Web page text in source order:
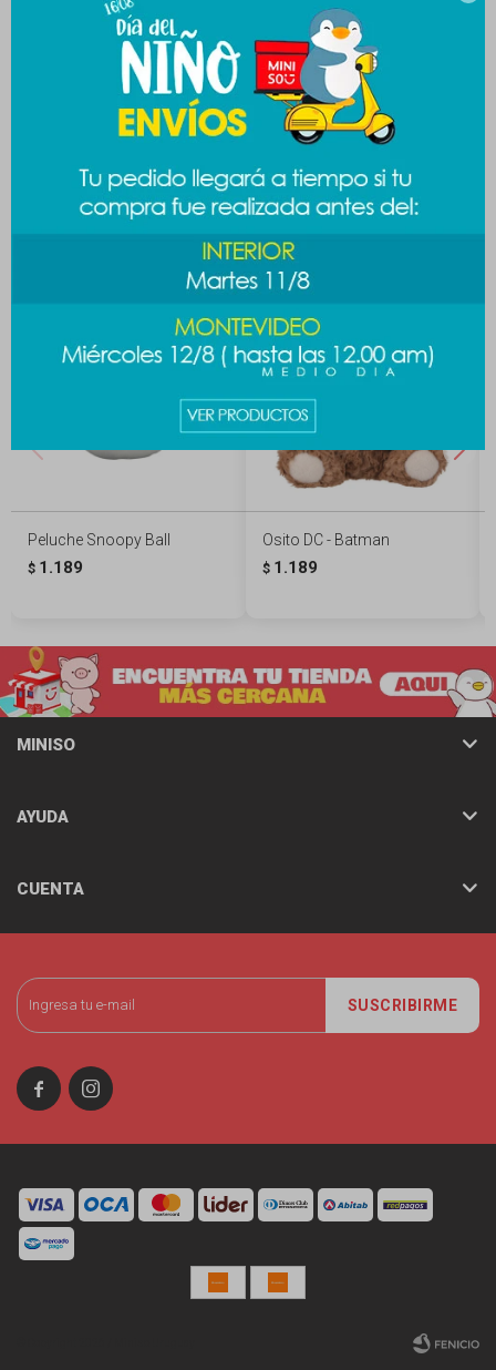
CAMBIOS Y DEVOLUCIONES
MEDIOS DE PAGO
Peluche Snoopy Ball
$ 1.189
Osito DC - Batman
$ 1.189
SUSCRIBIRME
 
MINISO
AYUDA
CUENTA